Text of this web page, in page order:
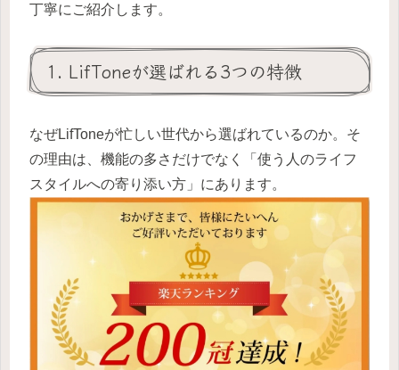
丁寧にご紹介します。
1. LifToneが選ばれる3つの特徴
なぜLifToneが忙しい世代から選ばれているのか。そ
の理由は、機能の多さだけでなく「使う人のライフ
スタイルへの寄り添い方」にあります。